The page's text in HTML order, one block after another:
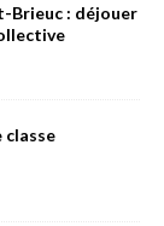
Brieuc : déjouer
classe